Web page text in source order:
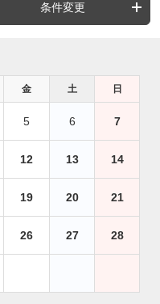
条件変更
金 土 日
5 6 7
12 13 14
19 20 21
26 27 28